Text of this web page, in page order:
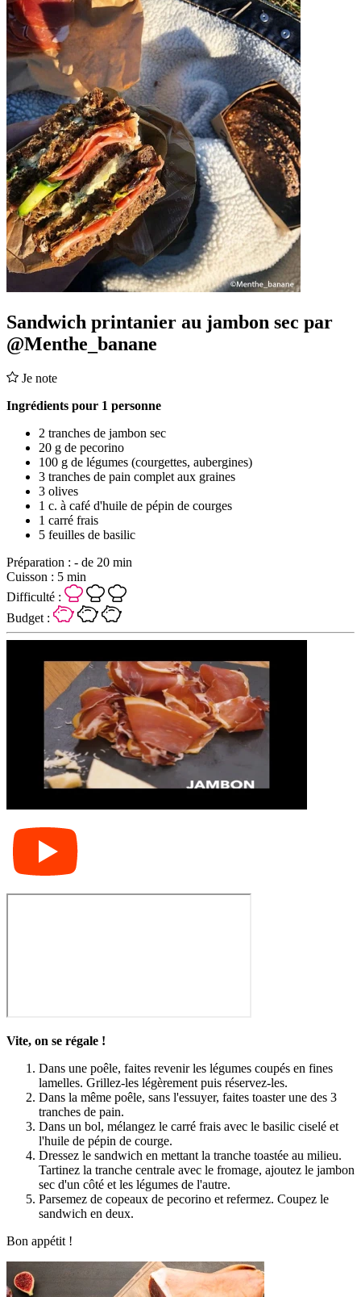
Sandwich printanier au jambon sec par
@Menthe_banane
Je note
Ingrédients pour 1 personne
2 tranches de jambon sec
20 g de pecorino
100 g de légumes (courgettes, aubergines)
3 tranches de pain complet aux graines
3 olives
1 c. à café d'huile de pépin de courges
1 carré frais
5 feuilles de basilic
Préparation : - de 20 min
Cuisson : 5 min
Difficulté :
Budget :
Vite, on se régale !
Dans une poêle, faites revenir les légumes coupés en fines
lamelles. Grillez-les légèrement puis réservez-les.
Dans la même poêle, sans l'essuyer, faites toaster une des 3
tranches de pain.
Dans un bol, mélangez le carré frais avec le basilic ciselé et
l'huile de pépin de courge.
Dressez le sandwich en mettant la tranche toastée au milieu.
Tartinez la tranche centrale avec le fromage, ajoutez le jambon
sec d'un côté et les légumes de l'autre.
Parsemez de copeaux de pecorino et refermez. Coupez le
sandwich en deux.
Bon appétit !